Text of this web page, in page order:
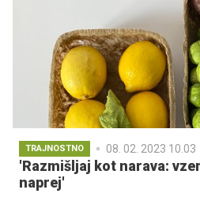
TRAJNOSTNO 08. 02. 2023 10.03
'Razmišljaj kot narava:
naprej'